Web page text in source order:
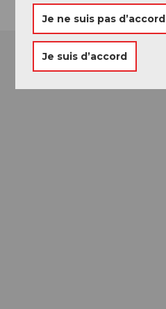
Je ne suis pas d’accord
Je suis d’accord